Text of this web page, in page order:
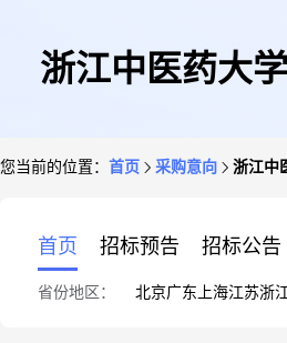
浙江中医药大
您当前的位置： 首页 采购意向 浙江中
首页 招标预告 招标公告
省份地区： 北京广东 上海江苏浙